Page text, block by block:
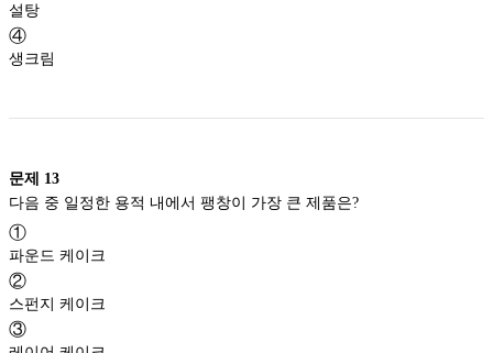
설탕
④
생크림
문제 13
다음 중 일정한 용적 내에서 팽창이 가장 큰 제품은?
①
파운드 케이크
②
스펀지 케이크
③